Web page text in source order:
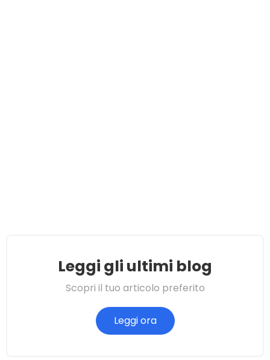
Leggi gli ultimi blog
Scopri il tuo articolo preferito
Leggi ora